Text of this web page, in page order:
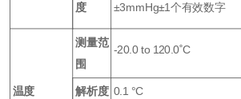
度
±3mmHg±1个有效数字
温度
测量范
围
-20.0 to 120.0˚C
解析度 0.1 °C